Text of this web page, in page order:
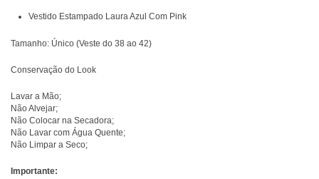
Vestido Estampado Laura Azul Com Pink
Tamanho: Único (Veste do 38 ao 42)
Conservação do Look
Lavar a Mão;
Não Alvejar;
Não Colocar na Secadora;
Não Lavar com Água Quente;
Não Limpar a Seco;
Importante: